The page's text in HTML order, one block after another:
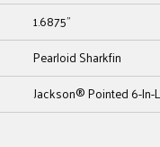
1.6875"
Pearloid Sharkfin
Jackson® Pointed 6-In-